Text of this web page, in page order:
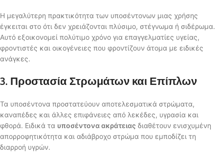
Η μεγαλύτερη πρακτικότητα των υποσέντονων μιας χρήσης
έγκειται στο ότι δεν χρειάζονται πλύσιμο, στέγνωμα ή σιδέρωμα.
Αυτό εξοικονομεί πολύτιμο χρόνο για επαγγελματίες υγείας,
φροντιστές και οικογένειες που φροντίζουν άτομα με ειδικές
ανάγκες.
3. Προστασία Στρωμάτων και Επίπλων
Τα υποσέντονα προστατεύουν αποτελεσματικά στρώματα,
καναπέδες και άλλες επιφάνειες από λεκέδες, υγρασία και
φθορά. Ειδικά τα υποσέντονα ακράτειας διαθέτουν ενισχυμένη
απορροφητικότητα και αδιάβροχο στρώμα που εμποδίζει τη
διαρροή υγρών.